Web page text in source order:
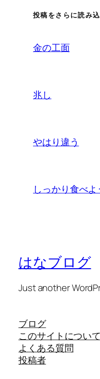
投稿をさらに読み
金の工面
兆し
やはり違う
しっかり食べよ
はなブログ
Just another
ブログ
このサイトについて
よくある質問
投稿者